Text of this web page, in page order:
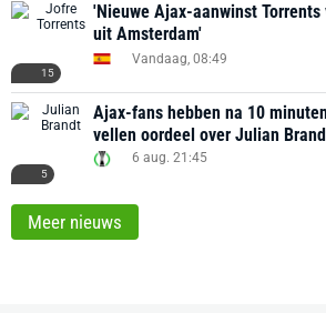
15
'Nieuwe Ajax-aanwinst
uit Amsterdam'
Vandaag, 08:49
5
Ajax-fans hebben na 10
vellen oordeel over Julian
6 aug. 21:45
Meer nieuws